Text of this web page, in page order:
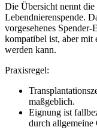
Die Übersicht nennt
Lebendnierenspende.
vorgesehenes
kompatibel ist, aber mit
werden kann.
Praxisregel:
maßgeblich.
Eignung ist
durch allgemeine